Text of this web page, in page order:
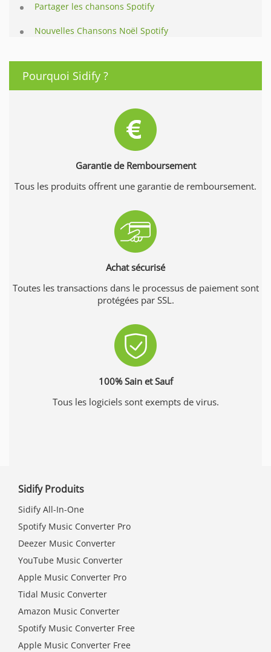
Partager les chansons Spotify
Nouvelles Chansons Noël Spotify
Pourquoi Sidify ?
Garantie de Remboursement
Tous les produits offrent une garantie de remboursement.
Achat sécurisé
Toutes les transactions dans le processus de paiement sont
protégées par SSL.
100% Sain et Sauf
Tous les logiciels sont exempts de virus.
Sidify Produits
Sidify All-In-One
Spotify Music Converter Pro
Deezer Music Converter
YouTube Music Converter
Apple Music Converter Pro
Tidal Music Converter
Amazon Music Converter
Spotify Music Converter Free
Apple Music Converter Free